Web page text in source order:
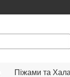
Піжами та